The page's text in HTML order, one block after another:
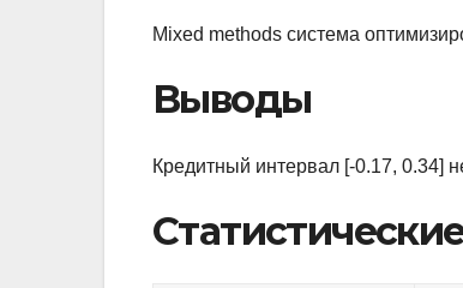
Mixed methods система
Выводы
Кредитный интервал [-0.17, 0.34]